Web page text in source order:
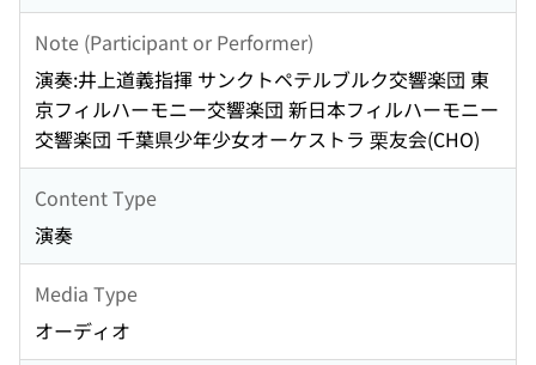
Note (Participant or Performer)
演奏:井上道義指揮 サンクトペテルブルク交響楽団 東
京フィルハーモニー交響楽団 新日本フィルハーモニー
交響楽団 千葉県少年少女オーケストラ 栗友会(CHO)
Content Type
演奏
Media Type
オーディオ